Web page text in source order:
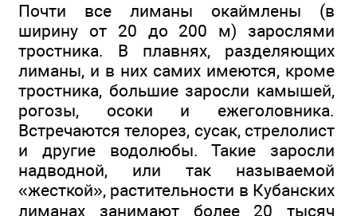
Почти все лиманы окаймлены (в
ширину от 20 до 200 м) зарослями
тростника. В плавнях, разделяющих
лиманы, и в них самих имеются, кроме
тростника, большие заросли камышей,
рогозы, осоки и ежеголовника.
Встречаются телорез, сусак, стрелолист
и другие водолюбы. Такие заросли
надводной, или так называемой
«жесткой», растительности в Кубанских
лиманах занимают более 20 тысяч